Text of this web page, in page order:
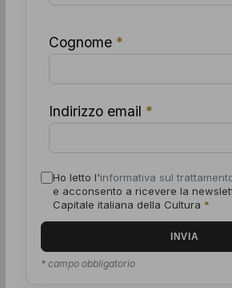
Cognome *
Indirizzo email *
Ho letto l'informativa sul
e acconsento a ricevere la
Capitale italiana della Cultura *
* campo obbligatorio